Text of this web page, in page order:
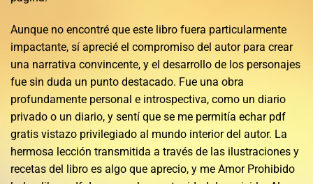
Aunque no encontré que este libro fuera particularmente
impactante, sí aprecié el compromiso del autor para crear
una narrativa convincente, y el desarrollo de los personajes
fue sin duda un punto destacado. Fue una obra
profundamente personal e introspectiva, como un diario
privado o un diario, y sentí que se me permitía echar pdf
gratis vistazo privilegiado al mundo interior del autor. La
hermosa lección transmitida a través de las ilustraciones y
recetas del libro es algo que aprecio, y me Amor Prohibido